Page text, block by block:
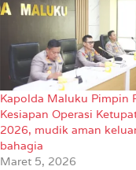
Kapolda Maluku Pimpin
Kesiapan Operasi
2026, mudik aman
bahagia
Maret 5, 2026